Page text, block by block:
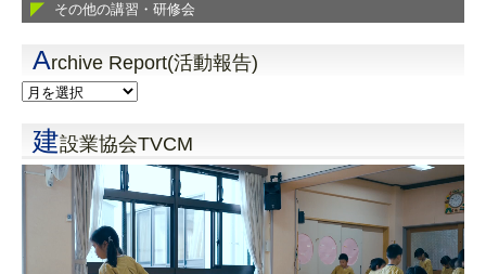
その他の講習・研修会
Archive Report(活動報告)
建設業協会TVCM